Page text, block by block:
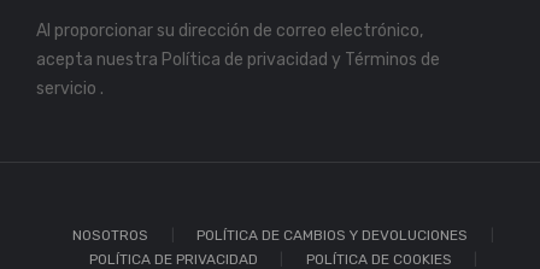
Al proporcionar su dirección de correo electrónico,
acepta nuestra Política de privacidad y Términos de
servicio .
NOSOTROS
POLÍTICA DE CAMBIOS Y DEVOLUCIONES
POLÍTICA DE PRIVACIDAD
POLÍTICA DE COOKIES